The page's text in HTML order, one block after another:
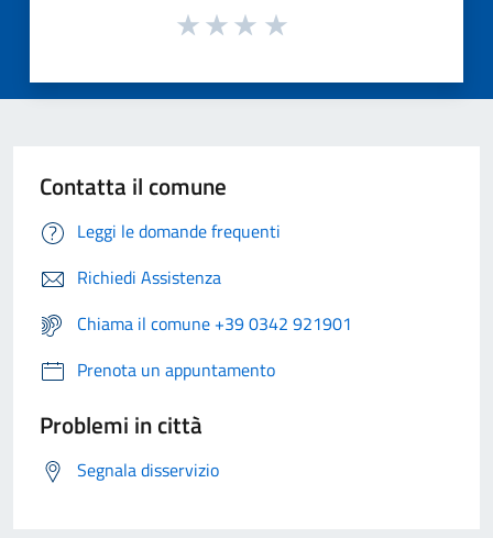
Contatta il comune
Leggi le domande frequenti
Richiedi Assistenza
Chiama il comune +39 0342 921901
Prenota un appuntamento
Problemi in città
Segnala disservizio